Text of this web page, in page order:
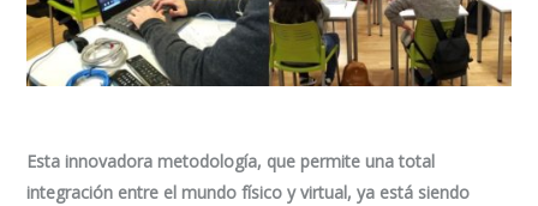
Esta innovadora metodología, que permite una total
integración entre el mundo físico y virtual, ya está siendo